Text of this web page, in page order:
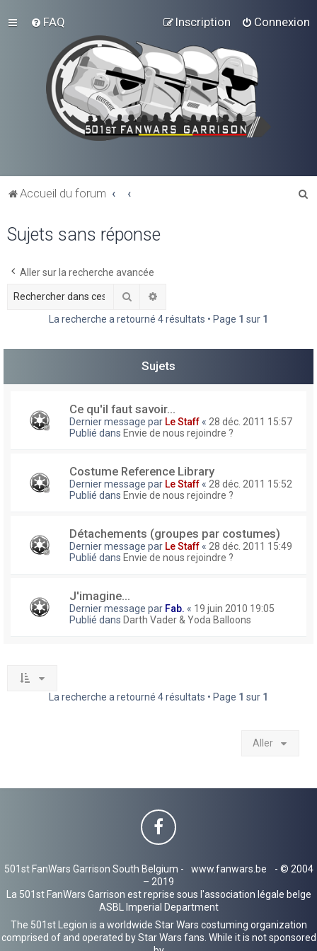
FAQ Connexion
Inscription
Accueil du forum
e
Sujets sans réponse
Aller sur la recherche avancée
Rechercher
La recherche a retourné 4 résultats • Page 1 sur 1
Sujets
Ce qu'il faut savoir...
Dernier message par Le Staff « 28 déc. 2011 15:57
Publié dans Envie de nous rejoindre ?
Costume Reference Library
Dernier message par Le Staff « 28 déc. 2011 15:52
Publié dans Envie de nous rejoindre ?
Détachements (groupes par costumes)
Dernier message par Le Staff « 28 déc. 2011 15:49
Publié dans Envie de nous rejoindre ?
J'imagine...
Dernier message par Fab. « 19 juin 2010 19:05
Publié dans Darth Vader & Yoda Balloons
La recherche a retourné 4 résultats • Page 1 sur 1
Aller
501st FanWars Garrison South Belgium - www.fanwars.be
- © 2004
– 2019
La 501st FanWars Garrison est reprise sous l'association légale belge
ASBL Imperial Department
The 501st Legion is a worldwide Star Wars costuming organization
comprised of and operated by Star Wars fans. While it is not sponsored